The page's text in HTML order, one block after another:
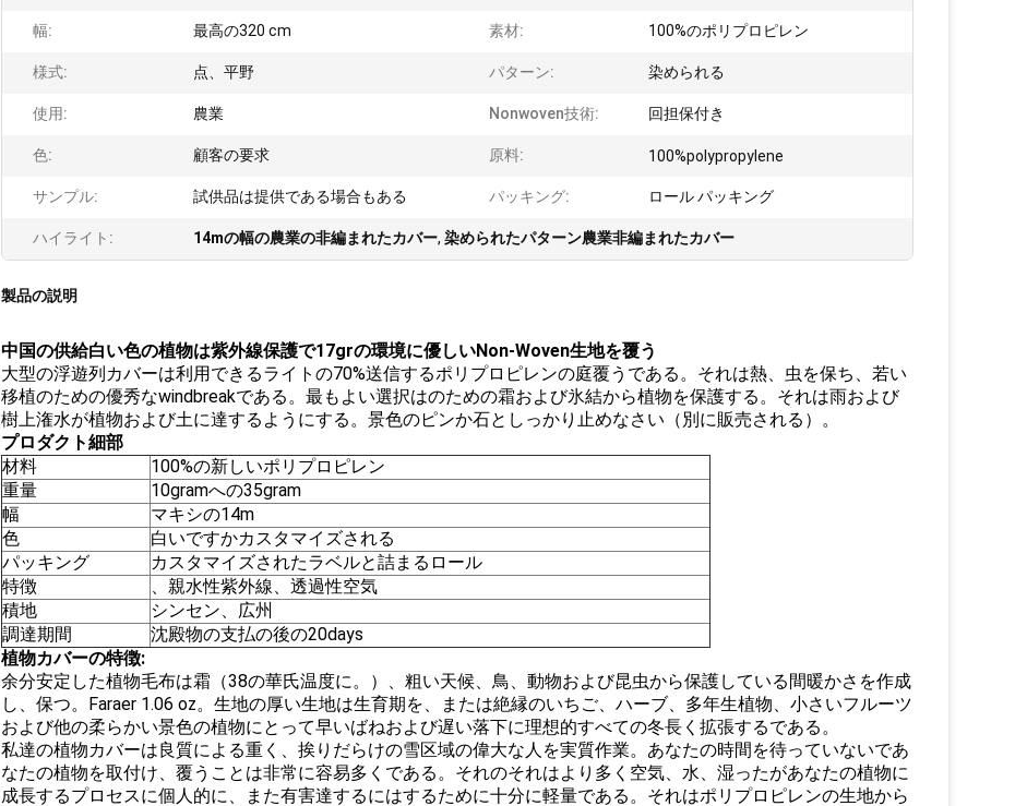
幅: 最高の320 cm 素材: 100%のポリプロピレン
様式: 点、平野 パターン: 染められる
使用: 農業 Nonwoven技術: 回担保付き
色: 顧客の要求 原料: 100%polypropylene
サンプル: 試供品は提供である場合もある パッキング: ロール パッキング
ハイライト: 14mの幅の農業の非編まれたカバー, 染められたパターン農業非編まれたカバー
製品の説明
中国の供給白い色の植物は紫外線保護で17grの環境に優しいNon-Woven生地を覆う
大型の浮遊列カバーは利用できるライトの70%送信するポリプロピレンの庭覆うである。それは熱、虫を保ち、若い
移植のための優秀なwindbreakである。最もよい選択はのための霜および氷結から植物を保護する。それは雨および
樹上潅水が植物および土に達するようにする。景色のピンか石としっかり止めなさい（別に販売される）。
プロダクト細部
材料
100%の新しいポリプロピレン
重量
10gramへの35gram
幅
マキシの14m
色
白いですかカスタマイズされる
パッキング
カスタマイズされたラベルと詰まるロール
特徴
、親水性紫外線、透過性空気
積地
シンセン、広州
調達期間
沈殿物の支払の後の20days
植物カバーの特徴:
余分安定した植物毛布は霜（38の華氏温度に。）、粗い天候、鳥、動物および昆虫から保護している間暖かさを作成
し、保つ。Faraer 1.06 oz。生地の厚い生地は生育期を、または絶縁のいちご、ハーブ、多年生植物、小さいフルーツ
および他の柔らかい景色の植物にとって早いばねおよび遅い落下に理想的すべての冬長く拡張するである。
私達の植物カバーは良質による重く、挨りだらけの雪区域の偉大な人を実質作業。あなたの時間を待っていないであ
なたの植物を取付け、覆うことは非常に容易多くである。それのそれはより多く空気、水、湿ったがあなたの植物に
成長するプロセスに個人的に、また有害達するにはするために十分に軽量である。それはポリプロピレンの生地から